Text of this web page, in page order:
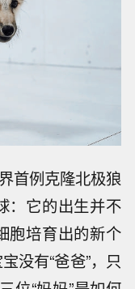
首例克隆北极狼
：它的出生并不
胞培育出的新个
没有“爸爸”，只